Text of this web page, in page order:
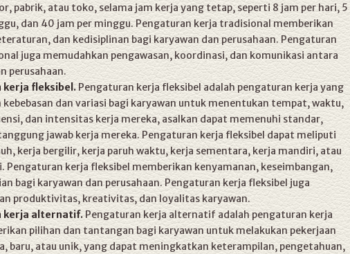
pabrik, atau toko, selama jam kerja yang tetap, seperti 8 jam per hari, 5
dan 40 jam per minggu. Pengaturan kerja tradisional memberikan
dan kedisiplinan bagi karyawan dan perusahaan. Pengaturan
juga memudahkan pengawasan, koordinasi, dan komunikasi antara
perusahaan.
kerja fleksibel.Pengaturan kerja fleksibel adalah pengaturan kerja yang
dan variasi bagi karyawan untuk menentukan tempat, waktu,
dan intensitas kerja mereka, asalkan dapat memenuhi standar,
jawab kerja mereka. Pengaturan kerja fleksibel dapat meliputi
kerja bergilir, kerja paruh waktu, kerja sementara, kerja mandiri, atau
Pengaturan kerja fleksibel memberikan kenyamanan, keseimbangan,
bagi karyawan dan perusahaan. Pengaturan kerja fleksibel juga
produktivitas, kreativitas, dan loyalitas karyawan.
kerja alternatif.Pengaturan kerja alternatif adalah pengaturan kerja
pilihan dan tantangan bagi karyawan untuk melakukan pekerjaan
baru, atau unik, yang dapat meningkatkan keterampilan, pengetahuan,